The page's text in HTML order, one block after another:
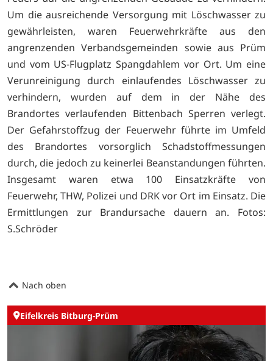
Um die ausreichende Versorgung mit Löschwasser zu
gewährleisten, waren Feuerwehrkräfte aus den
angrenzenden Verbandsgemeinden sowie aus Prüm
und vom US-Flugplatz Spangdahlem vor Ort. Um eine
Verunreinigung durch einlaufendes Löschwasser zu
verhindern, wurden auf dem in der Nähe des
Brandortes verlaufenden Bittenbach Sperren verlegt.
Der Gefahrstoffzug der Feuerwehr führte im Umfeld
des Brandortes vorsorglich Schadstoffmessungen
durch, die jedoch zu keinerlei Beanstandungen führten.
Insgesamt waren etwa 100 Einsatzkräfte von
Feuerwehr, THW, Polizei und DRK vor Ort im Einsatz. Die
Ermittlungen zur Brandursache dauern an. Fotos:
S.Schröder
Nach oben
Eifelkreis Bitburg-Prüm